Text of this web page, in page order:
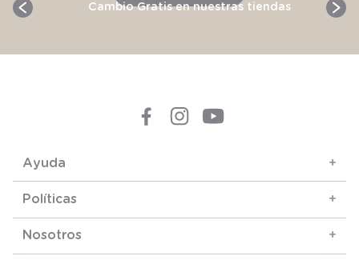
Cambio Gratis en nuestras tiendas
Ayuda +
Políticas +
Nosotros +